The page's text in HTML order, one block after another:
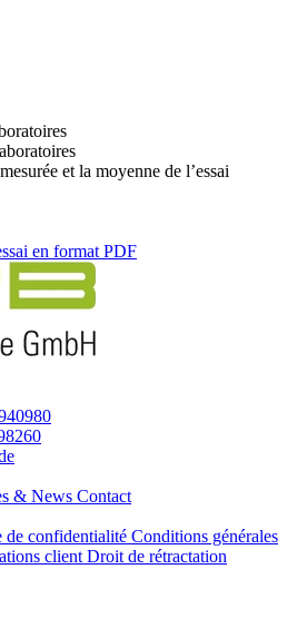
et la moyenne de l’essai
en format PDF
& News Contact
de confidentialité Conditions générales
client Droit de rétractation